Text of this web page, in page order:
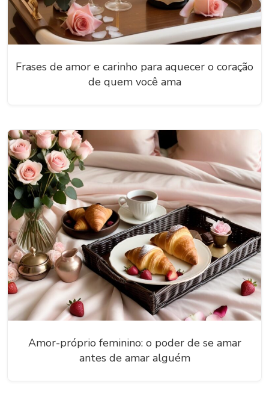
Frases de amor e carinho para aquecer o coração
de quem você ama
Amor-próprio feminino: o poder de se amar
antes de amar alguém